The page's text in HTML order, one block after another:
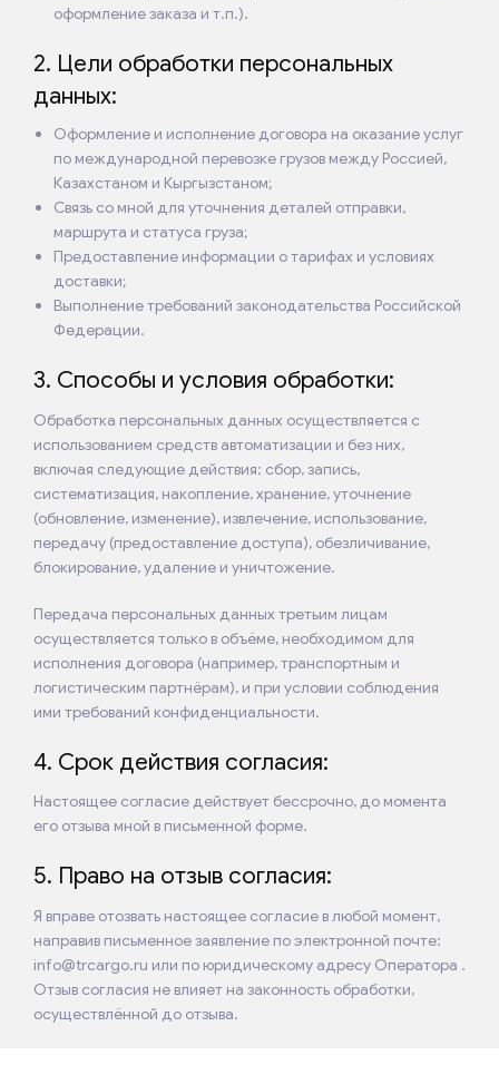
оформление заказа и т.п.).
2. Цели обработки персональных
данных:
Оформление и исполнение договора на оказание услуг
по международной перевозке грузов между Россией,
Казахстаном и Кыргызстаном;
Связь со мной для уточнения деталей отправки,
маршрута и статуса груза;
Предоставление информации о тарифах и условиях
доставки;
Выполнение требований законодательства Российской
Федерации.
3. Способы и условия обработки:
Обработка персональных данных осуществляется с
использованием средств автоматизации и без них,
включая следующие действия: сбор, запись,
систематизация, накопление, хранение, уточнение
(обновление, изменение), извлечение, использование,
передачу (предоставление доступа), обезличивание,
блокирование, удаление и уничтожение.
Передача персональных данных третьим лицам
осуществляется только в объёме, необходимом для
исполнения договора (например, транспортным и
логистическим партнёрам), и при условии соблюдения
ими требований конфиденциальности.
4. Срок действия согласия:
Настоящее согласие действует бессрочно, до момента
его отзыва мной в письменной форме.
5. Право на отзыв согласия:
Я вправе отозвать настоящее согласие в любой момент,
направив письменное заявление по электронной почте:
info@trcargo.ru или по юридическому адресу Оператора .
Отзыв согласия не влияет на законность обработки,
осуществлённой до отзыва.